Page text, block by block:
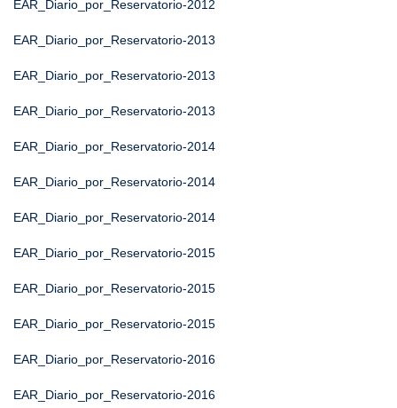
EAR_Diario_por_Reservatorio-2012
EAR_Diario_por_Reservatorio-2013
EAR_Diario_por_Reservatorio-2013
EAR_Diario_por_Reservatorio-2013
EAR_Diario_por_Reservatorio-2014
EAR_Diario_por_Reservatorio-2014
EAR_Diario_por_Reservatorio-2014
EAR_Diario_por_Reservatorio-2015
EAR_Diario_por_Reservatorio-2015
EAR_Diario_por_Reservatorio-2015
EAR_Diario_por_Reservatorio-2016
EAR_Diario_por_Reservatorio-2016